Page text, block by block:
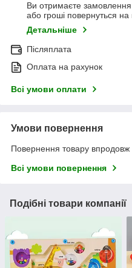
Ви отримаєте замовлення
або гроші повернуться на
Детальніше
Післяплата
Оплата на рахунок
Всі умови оплати
Умови повернення
Повернення товару впродовж
Всі умови повернення
Подібні товари компанії